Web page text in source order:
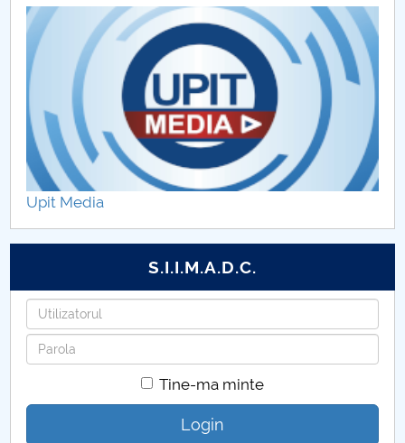
Upit Media
S.I.I.M.A.D.C.
Utilizatorul
Parola
Tine-ma minte
Login